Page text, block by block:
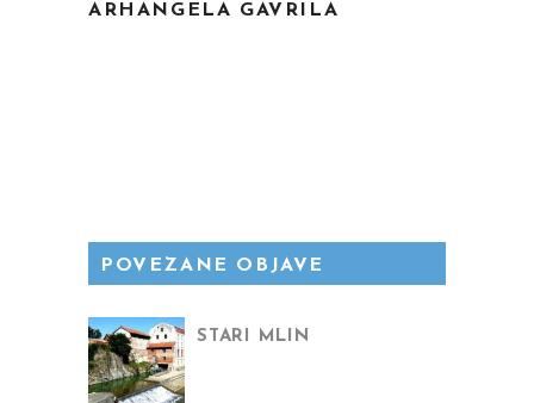
ARHANGELA GAVRILA
POVEZANE OBJAVE
STARI MLIN